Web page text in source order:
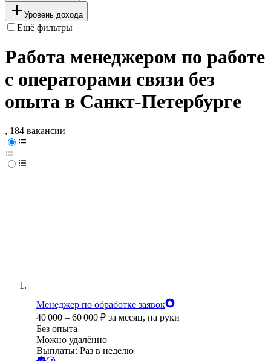
Уровень дохода
Ещё фильтры
Работа менеджером по работе
с операторами связи без
опыта в Санкт-Петербурге
, 184 вакансии
Менеджер по обработке заявок
40 000 – 60 000 ₽ за месяц, на руки
Без опыта
Можно удалённо
Выплаты: Раз в неделю